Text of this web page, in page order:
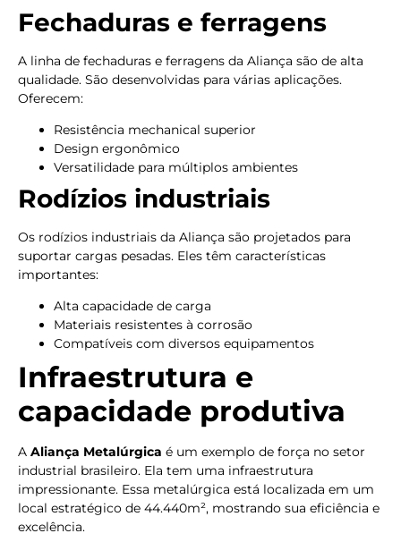
Fechaduras e ferragens
A linha de fechaduras e ferragens da Aliança são de alta
qualidade. São desenvolvidas para várias aplicações.
Oferecem:
Resistência mechanical superior
Design ergonômico
Versatilidade para múltiplos ambientes
Rodízios industriais
Os rodízios industriais da Aliança são projetados para
suportar cargas pesadas. Eles têm características
importantes:
Alta capacidade de carga
Materiais resistentes à corrosão
Compatíveis com diversos equipamentos
Infraestrutura e
capacidade produtiva
A Aliança Metalúrgica é um exemplo de força no setor
industrial brasileiro. Ela tem uma infraestrutura
impressionante. Essa metalúrgica está localizada em um
local estratégico de 44.440m², mostrando sua eficiência e
excelência.